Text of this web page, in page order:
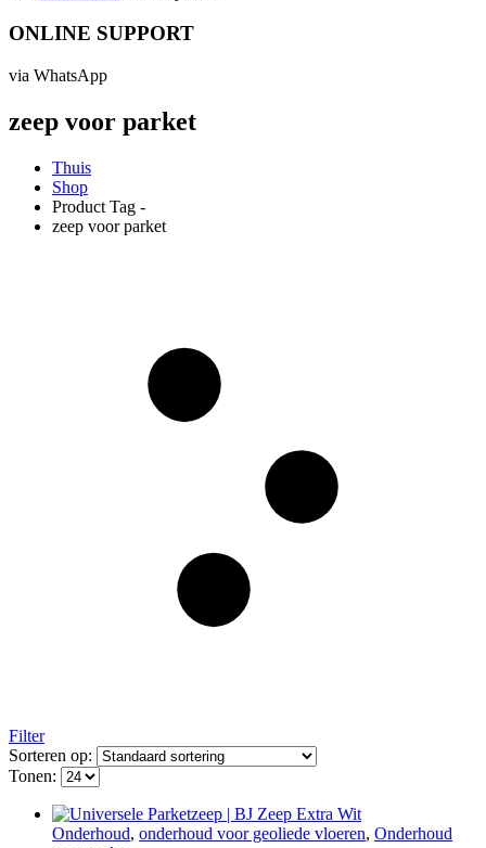
ONLINE SUPPORT
via WhatsApp
zeep voor parket
Thuis
Shop
Product Tag -
zeep voor parket
Filter
Sorteren op:
Tonen:
Onderhoud, onderhoud voor geoliede vloeren, Onderhoud